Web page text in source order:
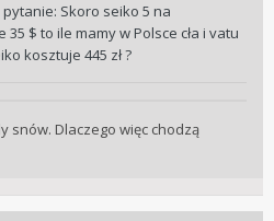
Skoro seiko 5 na
$ to ile mamy w Polsce cła i vatu
kosztuje 445 zł ?
snów. Dlaczego więc chodzą